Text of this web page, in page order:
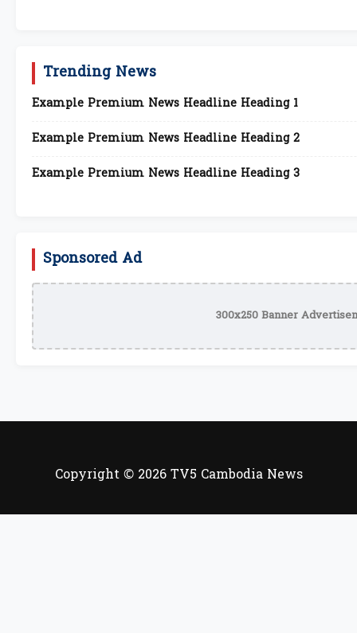
Trending News
Example Premium News Headline Heading 1
Example Premium News Headline Heading 2
Example Premium News Headline Heading 3
Sponsored Ad
300x250 Banner
Copyright © 2026 TV5 Cambodia News